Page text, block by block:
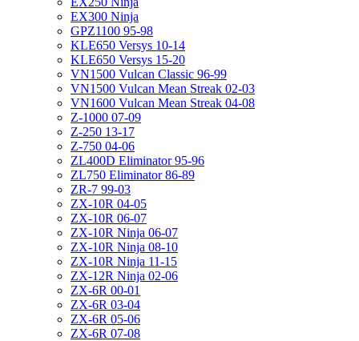
EX300 Ninja
GPZ1100 95-98
KLE650 Versys 10-14
KLE650 Versys 15-20
VN1500 Vulcan Classic 96-99
VN1500 Vulcan Mean Streak 02-03
VN1600 Vulcan Mean Streak 04-08
Z-1000 07-09
Z-250 13-17
Z-750 04-06
ZL400D Eliminator 95-96
ZL750 Eliminator 86-89
ZR-7 99-03
ZX-10R 04-05
ZX-10R 06-07
ZX-10R Ninja 06-07
ZX-10R Ninja 08-10
ZX-10R Ninja 11-15
ZX-12R Ninja 02-06
ZX-6R 00-01
ZX-6R 03-04
ZX-6R 05-06
ZX-6R 07-08